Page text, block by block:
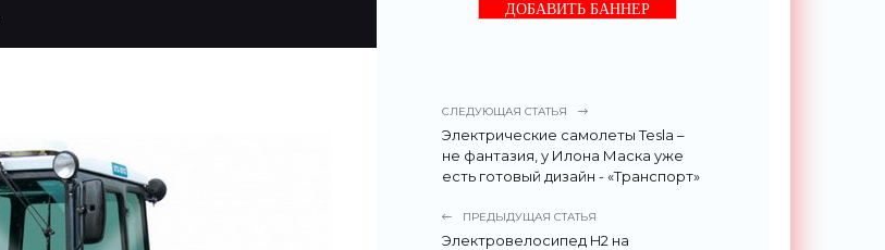
ДОБАВИТЬ БАННЕР
СЛЕДУЮЩАЯ СТАТЬЯ
Электрические самолеты Tesla –
не фантазия, у Илона Маска уже
есть готовый дизайн - «Транспорт»
ПРЕДЫДУЩАЯ СТАТЬЯ
Электровелосипед H2 на